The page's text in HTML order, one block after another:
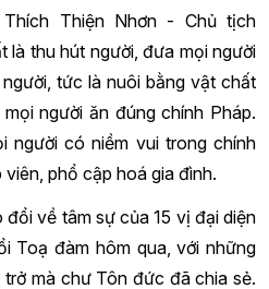
Thiện Nhơn - Chủ tịch
là thu hút người, đưa mọi người
tức là nuôi bằng vật chất
người ăn đúng chính Pháp.
người có niềm vui trong chính
phổ cập hoá gia đình.
về tâm sự của 15 vị đại diện
Toạ đàm hôm qua, với những
mà chư Tôn đức đã chia sẻ.